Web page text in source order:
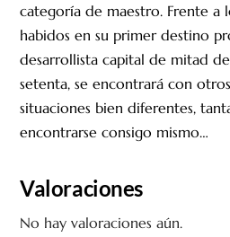
categoría de maestro. Frente a
habidos en su primer destino
desarrollista capital de mitad
setenta, se encontrará con
situaciones bien diferentes,
encontrarse consigo mismo…
Valoraciones
No hay valoraciones aún.